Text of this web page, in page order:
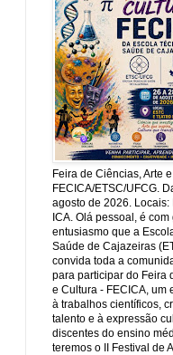
Feira de Ciências, Arte
FECICA/ETSC/UFCG.
agosto de 2026. Locais:
ICA. Olá pessoal, é com
entusiasmo que a
Saúde de Cajazeiras
convida toda a
para participar do Feira
e Cultura - FECICA, um
à trabalhos científicos,
talento e à expressão
discentes do ensino
teremos o II Festival de